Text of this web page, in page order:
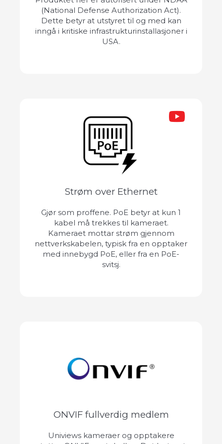
(National Defense Authorization Act).
Dette betyr at utstyret til og med kan
inngå i kritiske infrastrukturinstallasjoner i
USA.
Strøm over Ethernet
Gjør som proffene. PoE betyr at kun 1
kabel må trekkes til kameraet.
Kameraet mottar strøm gjennom
nettverkskabelen, typisk fra en opptaker
med innebygd PoE, eller fra en PoE-
svitsj.
ONVIF fullverdig medlem
Univiews kameraer og opptakere